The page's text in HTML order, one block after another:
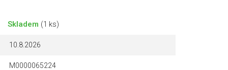
Skladem (1 ks)
10.8.2026
M0000065224